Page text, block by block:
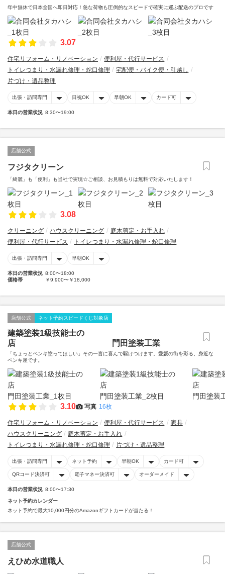
年中無休で日本全国へ即日対応！急な荷物も圧倒的なスピードで確実に運ぶ配送のプロです
3.07
住宅リフォーム・リノベーション
便利屋・代行サービス
トイレつまり・水漏れ修理・蛇口修理
宅配便・バイク便・引越し
片づけ・遺品整理
出張・訪問専門 日祝OK 早朝OK カード可
本日の営業状況 8:30〜19:00
店舗公式
フジタクリーン
「綺麗」も「便利」も当社で実現☆ご相談、お見積もりは無料で対応いたします！
3.08
クリーニング ハウスクリーニング
庭木剪定・お手入れ
便利屋・代行サービス
トイレつまり・水漏れ修理・蛇口修理
出張・訪問専門 早朝OK
本日の営業状況 8:00〜18:00
価格帯
￥9,900〜￥18,000
店舗公式 ネット予約スピードくじ対象店
建築塗装1級技能士の
店 門田塗装工業
「ちょっとペンキ塗ってほしい」その一言に喜んで駆けつけます。愛媛の街を彩る、身近な
ペンキ屋です。
3.10 写真 16枚
住宅リフォーム・リノベーション 便利屋・代行サービス
家具
ハウスクリーニング
庭木剪定・お手入れ
トイレつまり・水漏れ修理・蛇口修理
片づけ・遺品整理
出張・訪問専門 ネット予約 早朝OK カード可
QRコード決済可 電子マネー決済可 オーダーメイド
本日の営業状況 8:00〜17:30
ネット予約カレンダー
ネット予約で最大10,000円分のAmazonギフトカードが当たる！
店舗公式
えひめ水道職人